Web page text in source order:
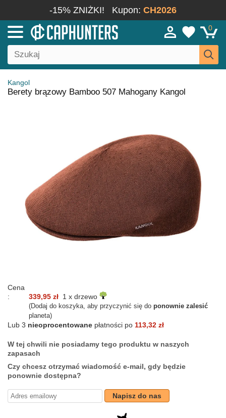
-15% ZNIŻKI! Kupon: CH2026
0
Kangol
Berety brązowy Bamboo 507 Mahogany Kangol
Cena
:
339,95 zł 1 x drzewo
(Dodaj do koszyka, aby przyczynić się do ponownie zalesić
planeta)
Lub 3 nieoprocentowane płatności po 113,32 zł
W tej chwili nie posiadamy tego produktu w naszych
zapasach
Czy chcesz otrzymać wiadomość e-mail, gdy będzie
ponownie dostępna?
Napisz do nas